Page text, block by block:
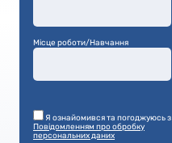
Місце роботи/Навчання
Я ознайомився та погоджуюсь з
Повідомленням про обробку
персональних даних